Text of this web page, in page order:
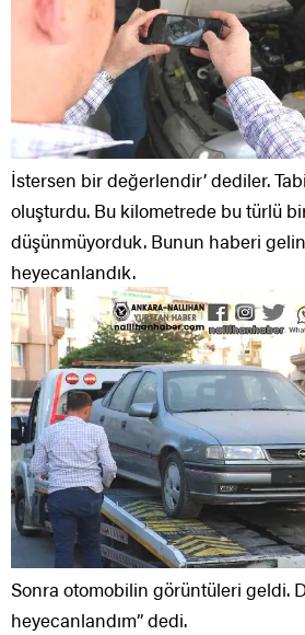
İstersen bir değerlendir’ dediler.
oluşturdu. Bu kilometrede bu türlü
düşünmüyorduk. Bunun haberi
heyecanlandık.
Sonra otomobilin görüntüleri geldi.
heyecanlandım” dedi.